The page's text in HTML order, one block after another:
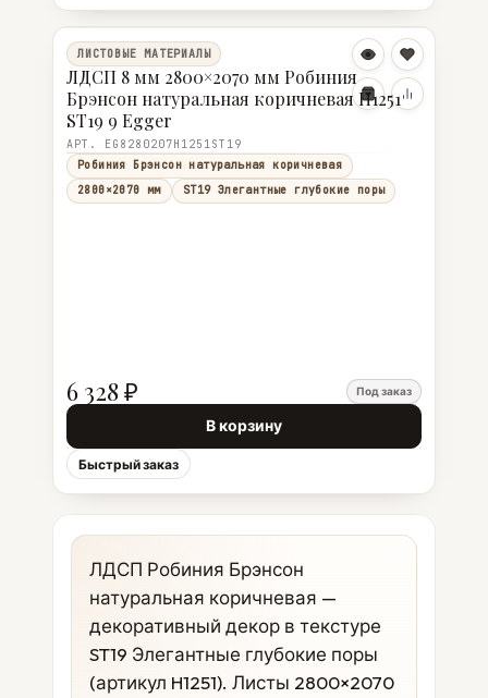
ЛИСТОВЫЕ МАТЕРИАЛЫ
ЛДСП 8 мм 2800×2070 мм Робиния
Брэнсон натуральная коричневая H1251
ST19 9 Egger
АРТ. EG8280207H1251ST19
Робиния Брэнсон натуральная коричневая
2800×2070 мм
ST19 Элегантные глубокие поры
6 328 ₽ Под заказ
В корзину
Быстрый заказ
ЛДСП Робиния Брэнсон
натуральная коричневая —
декоративный декор в текстуре
ST19 Элегантные глубокие поры
(артикул H1251). Листы 2800×2070